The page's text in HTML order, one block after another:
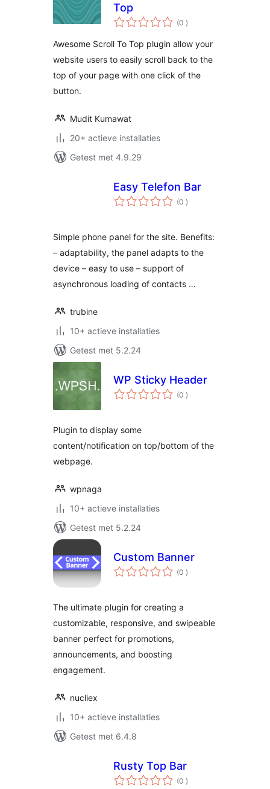
Top
(0 aantal
beoordelingen
)
Awesome Scroll To Top plugin allow your
website users to easily scroll back to the
top of your page with one click of the
button.
Mudit Kumawat
20+ actieve installaties
Getest met 4.9.29
Easy Telefon Bar
(0 aantal
beoordelingen
)
Simple phone panel for the site. Benefits:
– adaptability, the panel adapts to the
device – easy to use – support of
asynchronous loading of contacts …
trubine
10+ actieve installaties
Getest met 5.2.24
WP Sticky Header
(0 aantal
beoordelingen
)
Plugin to display some
content/notification on top/bottom of the
webpage.
wpnaga
10+ actieve installaties
Getest met 5.2.24
Custom Banner
(0 aantal
beoordelingen
)
The ultimate plugin for creating a
customizable, responsive, and swipeable
banner perfect for promotions,
announcements, and boosting
engagement.
nucliex
10+ actieve installaties
Getest met 6.4.8
Rusty Top Bar
(0 aantal
beoordelingen
)